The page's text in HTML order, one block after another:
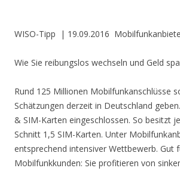
WISO-Tipp | 19.09.2016
Wie Sie reibungslos wechseln und Geld
Rund 125 Millionen Mobilfunkanschlüsse
Schätzungen derzeit in Deutschland
& SIM-Karten eingeschlossen. So besitzt
Schnitt 1,5 SIM-Karten. Unter
entsprechend intensiver Wettbewerb. Gut
Mobilfunkkunden: Sie profitieren von